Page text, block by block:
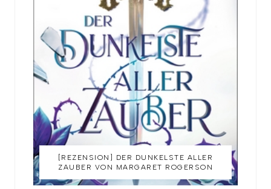
[REZENSION] DER DUNKELSTE ALLER
ZAUBER VON MARGARET ROGERSON